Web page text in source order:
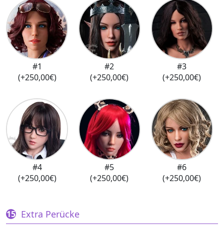
#1
(+250,00€)
#2
(+250,00€)
#3
(+250,00€)
#4
(+250,00€)
#5
(+250,00€)
#6
(+250,00€)
Extra Perücke